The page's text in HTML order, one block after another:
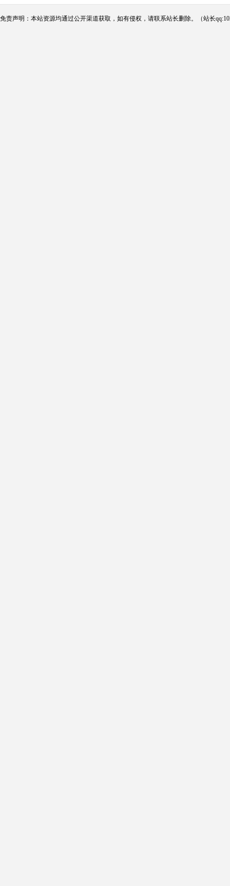
免责声明：本站资源均通过公开渠道获取，如有侵权，请联系站长删除。（站长